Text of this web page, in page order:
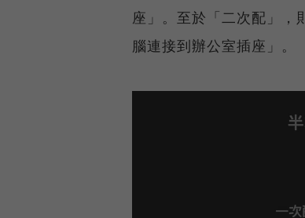
座」。至於「二次配」，
腦連接到辦公室插座」。